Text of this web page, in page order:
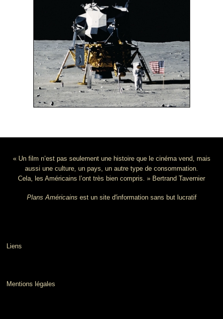
« Un film n’est pas seulement une histoire que le cinéma vend, mais
aussi une culture, un pays, un autre type de consommation.
Cela, les Américains l’ont très bien compris. » Bertrand Tavernier
Plans Américains est un site d'information sans but lucratif
Liens
Mentions légales